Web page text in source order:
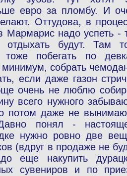
евро за пломбу. И
Оттудова, в
надо успеть -
отдыхать будут. Там
побегать по
минимум, собрать
если даже газон
очень не люблю
всего нужного
потом даже не
понял -
нужно ровно две
(вдруг в продаже не
еще накупить
сувениров и по